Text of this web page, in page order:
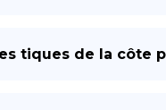
tiques de la côte